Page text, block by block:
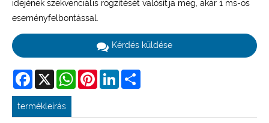
idejének szekvenciális rögzítését valósítja meg, akár 1 ms-os
eseményfelbontással.
Kérdés küldése
Facebook
X WhatsAppPinterestLinkedIn
termékleírás